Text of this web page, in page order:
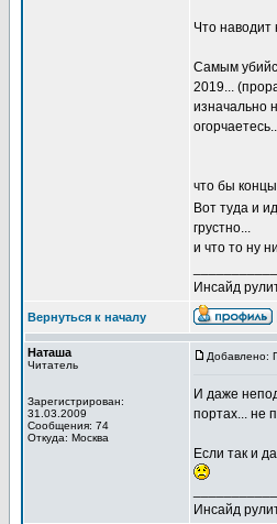
Что наводит
Самым
2019...
изначально
что бы концы
Вот туда и
грустно...
и что то ну
Инсайд
Вернуться к началу
Наташа
Читатель
Зарегистрирован:
31.03.2009
Сообщения: 74
Откуда: Москва
Добавлено:
И даже
портах... не
Если так и
Инсайд